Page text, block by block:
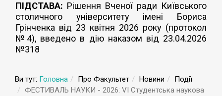
ПІДСТАВА: Рішення Вченої ради Київського
столичного університету імені Бориса
Грінченка від 23 квітня 2026 року (протокол
№4), введено в дію наказом від 23.04.2026
№318
Ви тут: Головна Про Факультет Новини
Події
ФЕСТИВАЛЬ НАУКИ - 2026: VІ Студентська наукова